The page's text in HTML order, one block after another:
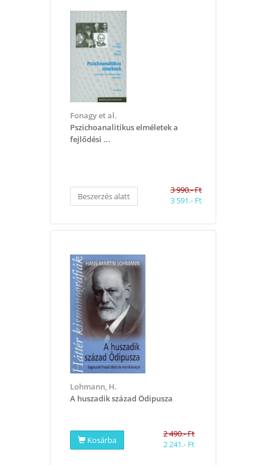
Fonagy et al.
Pszichoanalitikus elméletek a
fejlődési ...
Beszerzés alatt
3 990.- Ft
3 591.- Ft
Lohmann, H.
A huszadik század Ödipusza
Kosárba
2 490.- Ft
2 241.- Ft